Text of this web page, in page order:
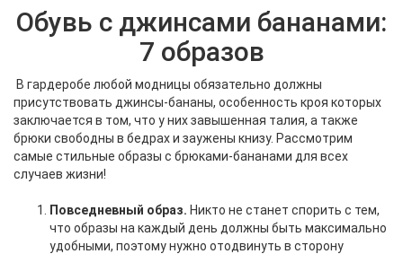
Обувь с джинсами бананами:
7 образов
В гардеробе любой модницы обязательно должны
присутствовать джинсы-бананы, особенность кроя которых
заключается в том, что у них завышенная талия, а также
брюки свободны в бедрах и заужены книзу. Рассмотрим
самые стильные образы с брюками-бананами для всех
случаев жизни!
Повседневный образ. Никто не станет спорить с тем,
что образы на каждый день должны быть максимально
удобными, поэтому нужно отодвинуть в сторону